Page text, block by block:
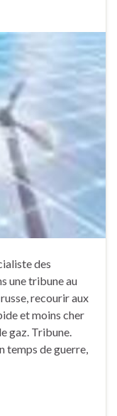
des
une tribune au
recourir aux
et moins cher
gaz. Tribune.
temps de guerre,